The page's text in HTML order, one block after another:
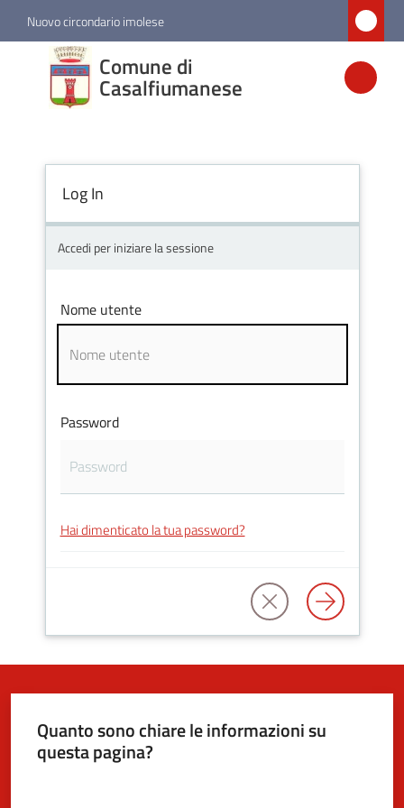
Vai al contenuto
Vai alla navigazione
Vai al footer
Nuovo circondario imolese
Comune di
Casalfiumanese
Comune di
Casalfiumanese
Amministrazione
Novità
Vivere
Casalfiumanese
5x1000
argomenti
Log In
Accedi per iniziare la sessione
Nome utente
Password
Hai dimenticato la tua password?
Quanto sono chiare le informazioni su
questa pagina?